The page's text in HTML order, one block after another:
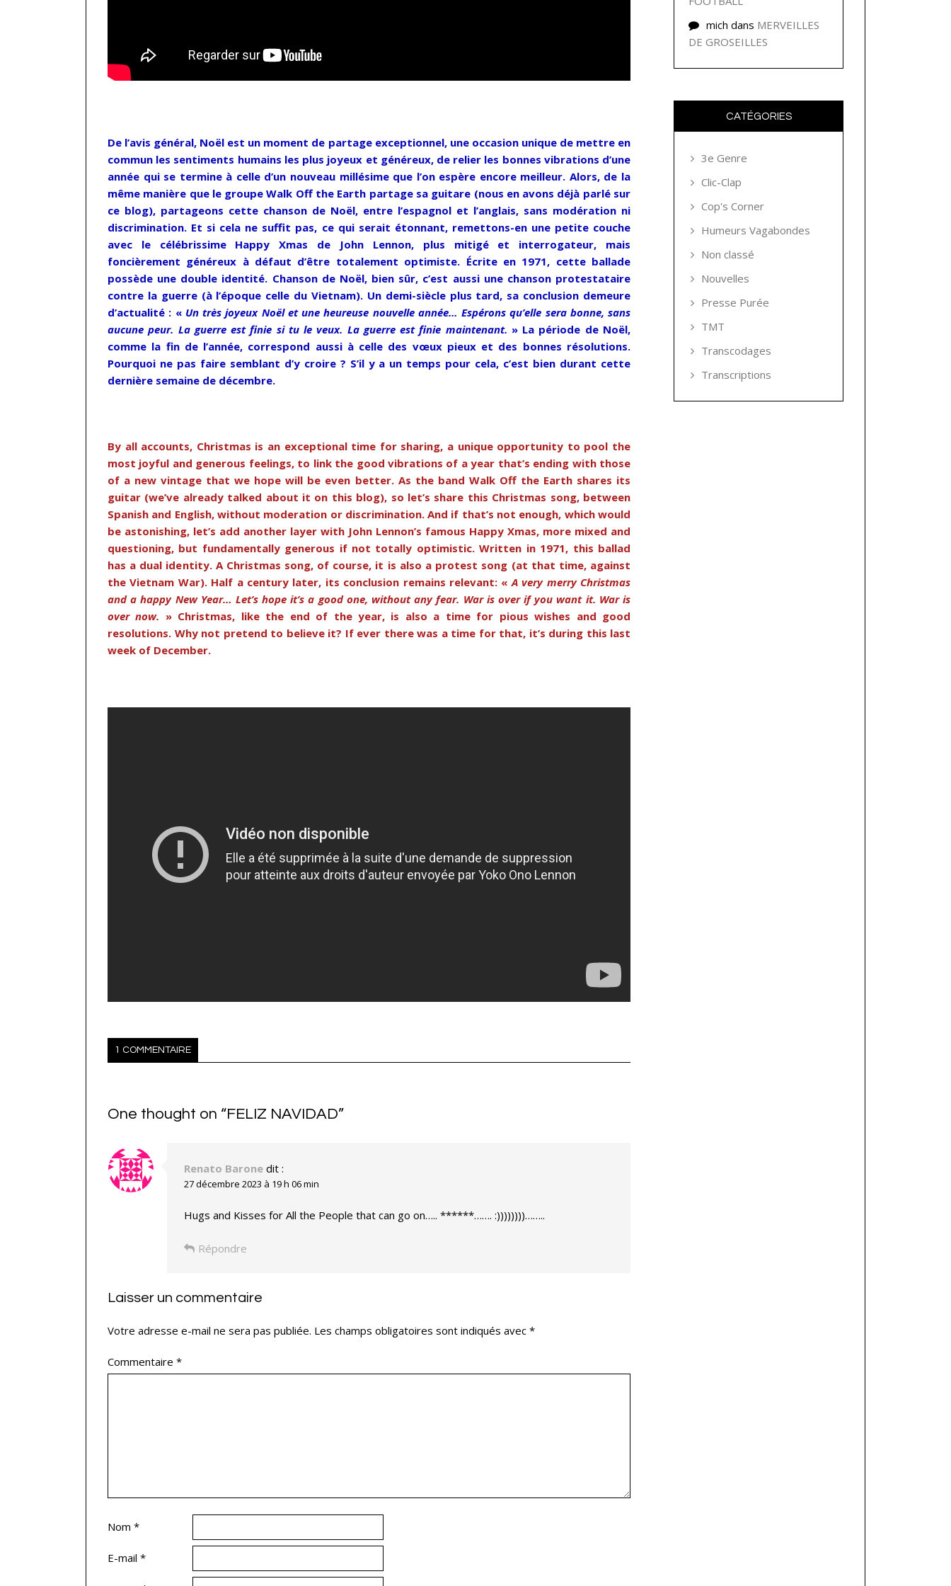
De l’avis général, Noël est un moment de partage exceptionnel, une occasion unique de mettre en
commun les sentiments humains les plus joyeux et généreux, de relier les bonnes vibrations d’une
année qui se termine à celle d’un nouveau millésime que l’on espère encore meilleur. Alors, de la
même manière que le groupe Walk Off the Earth partage sa guitare (nous en avons déjà parlé sur
ce blog), partageons cette chanson de Noël, entre l’espagnol et l’anglais, sans modération ni
discrimination. Et si cela ne suffit pas, ce qui serait étonnant, remettons-en une petite couche
avec le célébrissime Happy Xmas de John Lennon, plus mitigé et interrogateur, mais
foncièrement généreux à défaut d’être totalement optimiste. Écrite en 1971, cette ballade
possède une double identité. Chanson de Noël, bien sûr, c’est aussi une chanson protestataire
contre la guerre (à l’époque celle du Vietnam). Un demi-siècle plus tard, sa conclusion demeure
d’actualité : « Un très joyeux Noël et une heureuse nouvelle année… Espérons qu’elle sera bonne, sans
aucune peur. La guerre est finie si tu le veux. La guerre est finie maintenant. » La période de Noël,
comme la fin de l’année, correspond aussi à celle des vœux pieux et des bonnes résolutions.
Pourquoi ne pas faire semblant d’y croire ? S’il y a un temps pour cela, c’est bien durant cette
dernière semaine de décembre.
By all accounts, Christmas is an exceptional time for sharing, a unique opportunity to pool the
most joyful and generous feelings, to link the good vibrations of a year that’s ending with those
of a new vintage that we hope will be even better. As the band Walk Off the Earth shares its
guitar (we’ve already talked about it on this blog), so let’s share this Christmas song, between
Spanish and English, without moderation or discrimination. And if that’s not enough, which would
be astonishing, let’s add another layer with John Lennon’s famous Happy Xmas, more mixed and
questioning, but fundamentally generous if not totally optimistic. Written in 1971, this ballad
has a dual identity. A Christmas song, of course, it is also a protest song (at that time, against
the Vietnam War). Half a century later, its conclusion remains relevant: «A very merry Christmas
and a happy New Year… Let’s hope it’s a good one, without any fear. War is over if you want it. War is
over now. » Christmas, like the end of the year, is also a time for pious wishes and good
resolutions. Why not pretend to believe it? If ever there was a time for that, it’s during this last
week of December.
1 COMMENTAIRE
One thought on “FELIZ NAVIDAD”
Renato Barone dit :
27 décembre 2023 à 19 h 06 min
Hugs and Kisses for All the People that can go on….. ******……. :))))))))……..
Répondre
Laisser un commentaire
Votre adresse e-mail ne sera pas publiée. Les champs obligatoires sont indiqués avec *
Commentaire *
Nom *
E-mail *
mich dans MERVEILLES
DE GROSEILLES
CATÉGORIES
3e Genre
Clic-Clap
Cop's Corner
Humeurs Vagabondes
Non classé
Nouvelles
Presse Purée
TMT
Transcodages
Transcriptions